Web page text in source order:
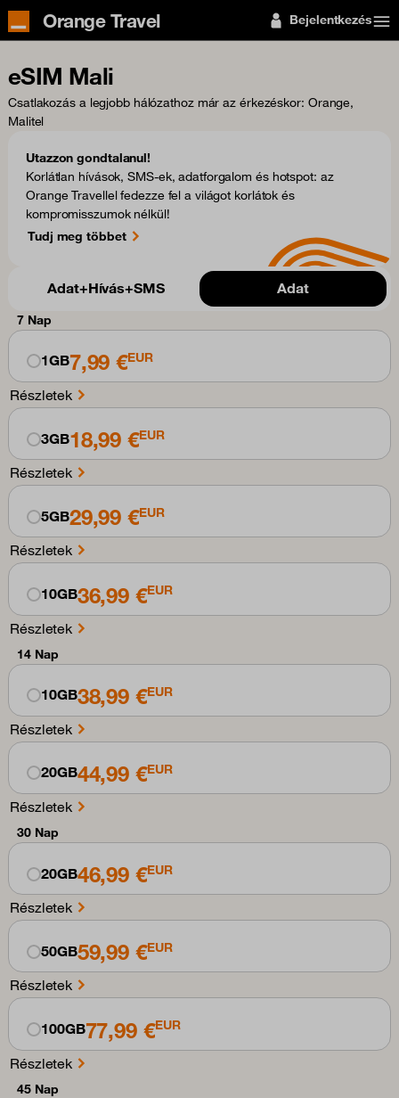
Orange Travel Bejelentkezés
eSIM Mali
Csatlakozás a legjobb hálózathoz már az érkezéskor: Orange,
Malitel
Utazzon gondtalanul!
Korlátlan hívások, SMS-ek, adatforgalom és hotspot: az
Orange Travellel fedezze fel a világot korlátok és
kompromisszumok nélkül!
Tudj meg többet
Adat+Hívás+SMS Adat
7 Nap
1GB7,99 €EUR
Részletek
3GB18,99 €EUR
Részletek
5GB29,99 €EUR
Részletek
10GB36,99 €EUR
Részletek
14 Nap
10GB38,99 €EUR
Részletek
20GB44,99 €EUR
Részletek
30 Nap
20GB46,99 €EUR
Részletek
50GB59,99 €EUR
Részletek
100GB77,99 €EUR
Részletek
45 Nap